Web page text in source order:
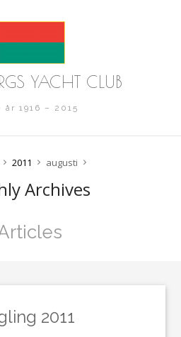
YACHT CLUB
år 1916 – 2015
2011 augusti
Archives
2011